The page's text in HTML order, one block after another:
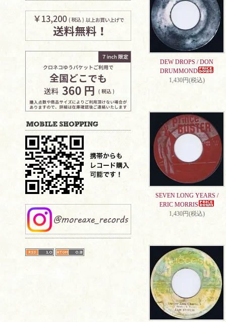
DEW DROPS / DON
DRUMMOND
1,430円(税込)
SEVEN LONG YEARS /
ERIC MORRIS
1,430円(税込)